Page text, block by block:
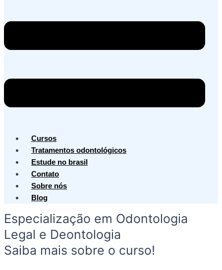
Cursos
Tratamentos odontológicos
Estude no brasil
Contato
Sobre nós
Blog
Especialização em Odontologia
Legal e Deontologia
Saiba mais sobre o curso!